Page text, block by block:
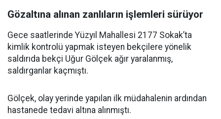
Gözaltına alınan zanlıların işlemleri sürüyor
Gece saatlerinde Yüzyıl Mahallesi 2177 Sokak’ta
kimlik kontrolü yapmak isteyen bekçilere yönelik
saldırıda bekçi Uğur Gölçek ağır yaralanmış,
saldırganlar kaçmıştı.
Gölçek, olay yerinde yapılan ilk müdahalenin ardından
hastanede tedavi altına alınmıştı.